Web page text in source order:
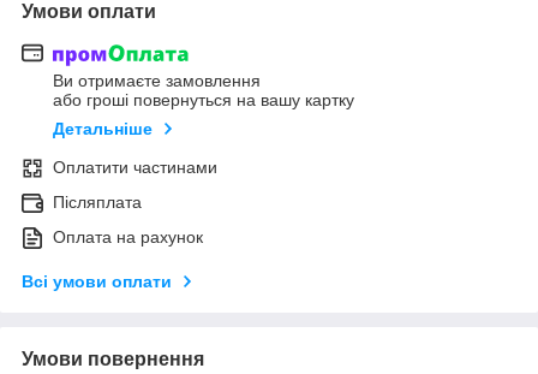
Умови оплати
Ви отримаєте замовлення
або гроші повернуться на вашу картку
Детальніше
Оплатити частинами
Післяплата
Оплата на рахунок
Всі умови оплати
Умови повернення